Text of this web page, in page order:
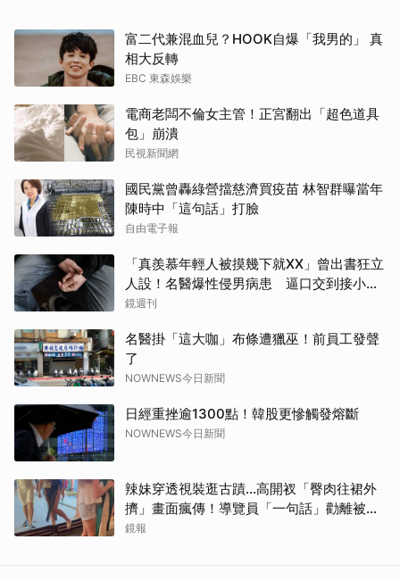
富二代兼混血兒？HOOK自爆「我男的」 真
相大反轉
EBC 東森娛樂
電商老闆不倫女主管！正宮翻出「超色道具
包」崩潰
民視新聞網
國民黨曾轟綠營擋慈濟買疫苗 林智群曝當年
陳時中「這句話」打臉
自由電子報
「真羨慕年輕人被摸幾下就XX」曾出書狂立
人設！名醫爆性侵男病患 逼口交到接小孩
鬧鐘響才停
鏡週刊
名醫掛「這大咖」布條遭獵巫！前員工發聲
了
NOWNEWS今日新聞
日經重挫逾1300點！韓股更慘觸發熔斷
NOWNEWS今日新聞
辣妹穿透視裝逛古蹟…高開衩「臀肉往裙外
擠」畫面瘋傳！導覽員「一句話」勸離被狂
讚
鏡報